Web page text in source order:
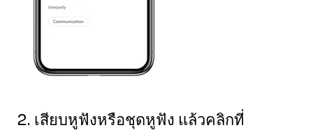
2. เสียบหูฟังหรือชุดหูฟัง แล้วคลิกที่